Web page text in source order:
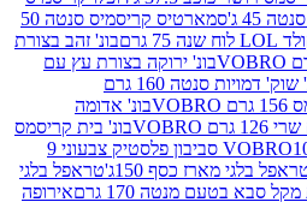
סמארטיס קריסמיס סנטה 50
בונ' זהב בצורת
בונ' ירוקה בצורת עץ עם
בונ' שוק' דמויות סנטה 160 גרם
בונ' אדומה
בונ' בית קריסמס
10 סביבון פלסטיק צבעוני 9
כסף 150ג'
טראפל בלגי
170 גרם
אירופה